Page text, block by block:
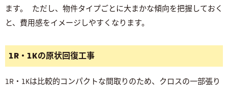
ます。 ただし、物件タイプごとに大まかな傾向を把握しておく
と、費用感をイメージしやすくなります。
1R・1Kの原状回復工事
1R・1Kは比較的コンパクトな間取りのため、クロスの一部張り